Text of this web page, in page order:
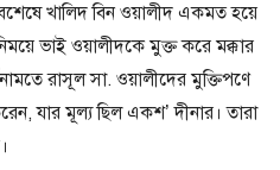
খালিদ বিন ওয়ালীদ একমত হয়ে
ভাই ওয়ালীদকে মুক্ত করে মক্কার
রাসূল সা. ওয়ালীদের মুক্তিপণে
যার মূল্য ছিল একশ’ দীনার। তারা